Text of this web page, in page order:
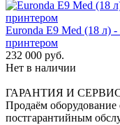
Euronda E9 Med (18 л) -
принтером
232 000 руб.
Нет в наличии
ГАРАНТИЯ И
Продаём
постгарантийным